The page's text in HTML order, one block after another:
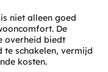
niet alleen goed
De
overheid biedt
te schakelen, vermijd
kosten.